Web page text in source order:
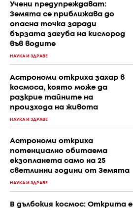
Учени предупреждават:
Земята се приближава до
опасна точка заради
бързата загуба на кислород
във водите
НАУКА И ЗДРАВЕ
Астрономи откриха захар в
космоса, която може да
разкрие тайните на
произхода на живота
НАУКА И ЗДРАВЕ
Астрономи откриха
потенциално обитаема
екзопланета само на 25
светлинни години от Земята
НАУКА И ЗДРАВЕ
В дълбокия космос: Открита е